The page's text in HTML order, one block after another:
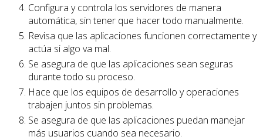
Configura y controla los servidores de manera
automática, sin tener que hacer todo manualmente.
Revisa que las aplicaciones funcionen correctamente y
actúa si algo va mal.
Se asegura de que las aplicaciones sean seguras
durante todo su proceso.
Hace que los equipos de desarrollo y operaciones
trabajen juntos sin problemas.
Se asegura de que las aplicaciones puedan manejar
más usuarios cuando sea necesario.